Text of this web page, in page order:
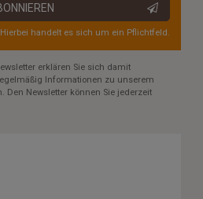
handelt es sich um ein Pflichtfeld.
erklären Sie sich damit
Informationen zu unserem
Den Newsletter können Sie jederzeit